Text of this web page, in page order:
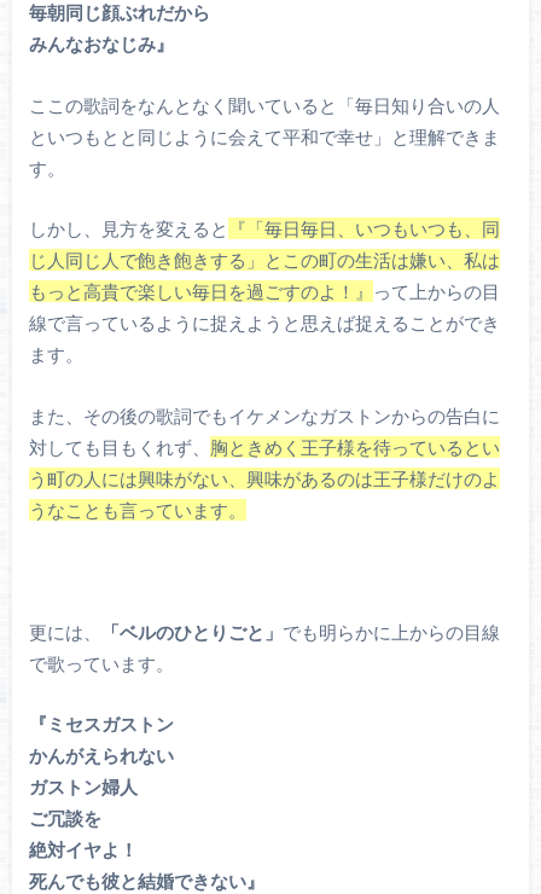
毎朝同じ顔ぶれだから
みんなおなじみ』
ここの歌詞をなんとなく聞いていると「毎日知り合いの人
といつもとと同じように会えて平和で幸せ」と理解できま
す。
しかし、見方を変えると
『「毎日毎日、いつもいつも、同
じ人同じ人で飽き飽きする」とこの町の生活は嫌い、私は
もっと高貴で楽しい毎日を過ごすのよ！』
って上からの目
線で言っているように捉えようと思えば捉えることができ
ます。
また、その後の歌詞でもイケメンなガストンからの告白に
対しても目もくれず、 胸ときめく王子様を待っているとい
う町の人には興味がない、興味があるのは王子様だけのよ
うなことも言っています。
更には、 「ベルのひとりごと」 でも明らかに上からの目線
で歌っています。
『ミセスガストン
かんがえられない
ガストン婦人
ご冗談を
絶対イヤよ！
死んでも彼と結婚できない』